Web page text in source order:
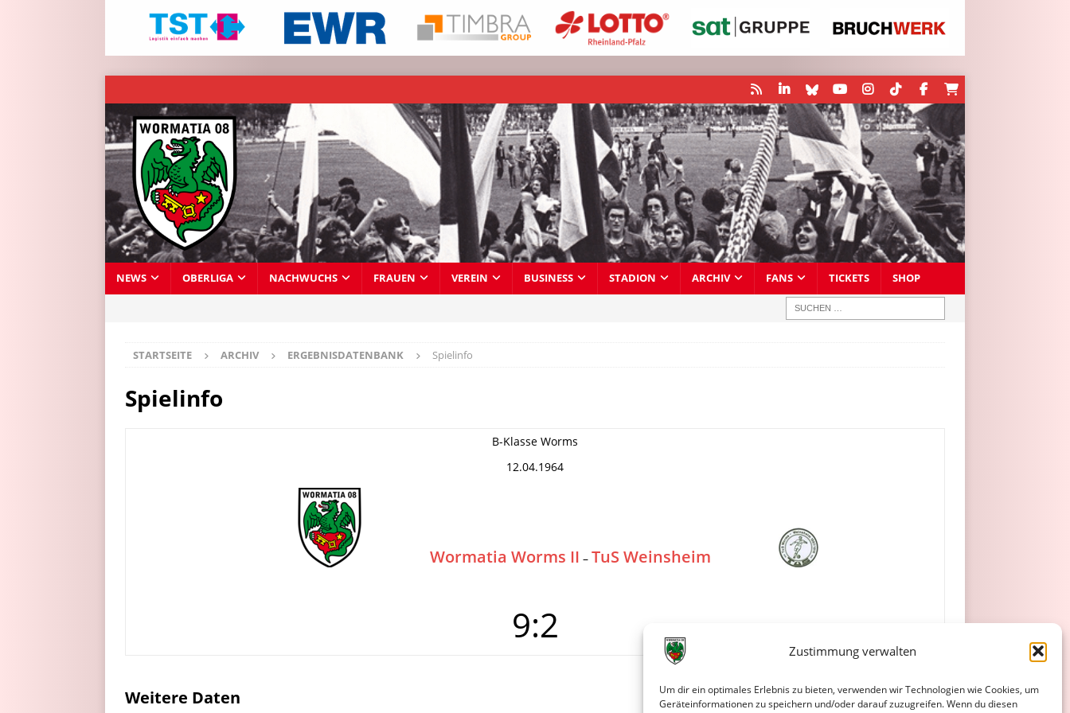
Zustimmung verwalten
Um dir ein optimales Erlebnis zu bieten, verwenden wir Technologien wie Cookies, um
Geräteinformationen zu speichern und/oder darauf zuzugreifen. Wenn du diesen
NEWS OBERLIGA NACHWUCHS FRAUEN VEREIN BUSINESS STADION ARCHIV FANS TICKETS SHOP
STARTSEITE ARCHIV ERGEBNISDATENBANK Spielinfo
Spielinfo
B-Klasse Worms
12.04.1964
Wormatia Worms II – TuS Weinsheim
9:2
Weitere Daten